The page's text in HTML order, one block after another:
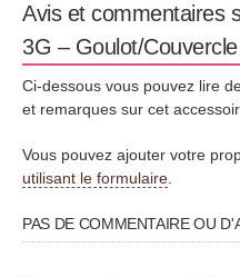
Avis et commentaires
3G – Goulot/Couvercle
Ci-dessous vous pouvez lire
et remarques sur cet
Vous pouvez ajouter votre
utilisant le formulaire.
PAS DE COMMENTAIRE OU